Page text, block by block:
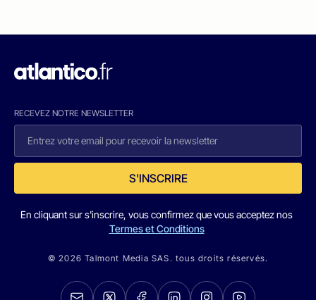
RECEVEZ NOTRE NEWSLETTER
S'INSCRIRE
En cliquant sur s'inscrire, vous confirmez que vous acceptez nos
Termes et Conditions
© 2026 Talmont Media SAS. tous droits réservés.